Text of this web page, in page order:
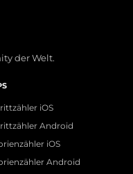
der Welt.
iOS
Android
iOS
Android